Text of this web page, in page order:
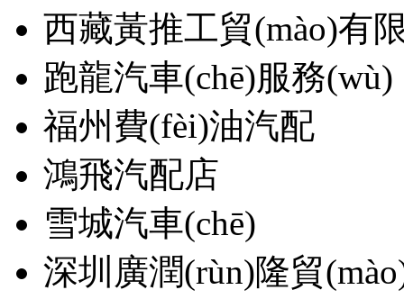
西藏黃推工貿(mào)有
跑龍汽車(chē)服務(wù)
福州費(fèi)油汽配
鴻飛汽配店
雪城汽車(chē)
深圳廣潤(rùn)隆貿